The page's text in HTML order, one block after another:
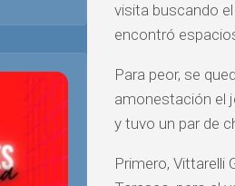
visita buscando
encontró
Para peor, se
amonestación el
y tuvo un par de
Primero, Vittarelli